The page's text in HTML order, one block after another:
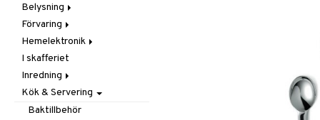
Badrumstextilier
Badrumstillbehör
Barnlampor
Barnmöbler
Barnrumsdekoration
Barnrumsförvaring
Barnrumstextilier
Belysning
Belysningstillbehör
Lampor
Bordslampor
Taklampor
LED-ljus
Ljuslyktor & Ljusstakar
Utomhusbelysning
Förvaring
Hängare & krokar
Hyllor
Småförvaring
Småförvaring & Korgar
Väskor
Hemelektronik
Ljud
I skafferiet
Inredning
Dekoration
Böcker
Doftljus & Doftspridare
Kök & Servering
Baktillbehör